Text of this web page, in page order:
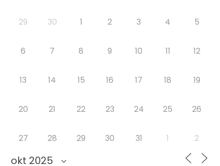
29 30 1 2 3 4 5
6 7 8 9 10 11 12
13 14 15 16 17 18 19
20 21 22 23 24 25 26
27 28 29 30 31 1 2